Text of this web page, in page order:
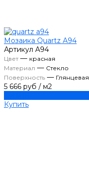
Мозаика Quartz A94
Артикул А94
Цвет— красная
Материал — Стекло
Поверхность — Глянцевая
5 666 руб / м2
Купить